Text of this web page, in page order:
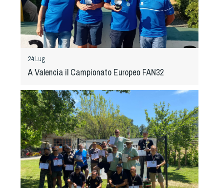
24 Lug
A Valencia il Campionato Europeo FAN32
Albo Atleti Cinofili
Guida Locandine Ufficiali
Tiro di Campagna
English e Training Sporting
Tiro a Palla
Tiro con l'arco da caccia
Field Target
Paintball